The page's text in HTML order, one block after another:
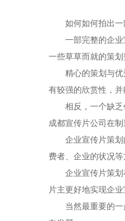
如何如何拍出一
一部完整的企业
一些草草而就的策
精心的策划与优
有较强的欣赏性，
相反，一个缺乏
成都宣传片公司在
企业宣传片策划
费者、企业的状况等
企业宣传片策划
片主更好地实现企
当然最重要的一